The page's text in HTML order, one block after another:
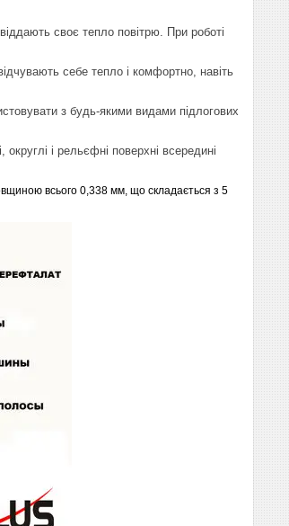
своє тепло повітрю. При роботі
себе тепло і комфортно, навіть
з будь-якими видами підлогових
і рельєфні поверхні всередині
всього 0,338 мм, що складається з 5